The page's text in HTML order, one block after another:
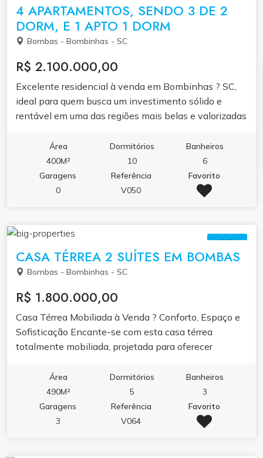
2.200.000,00 30% de entrada saldo em até 60
meses Previsão de entrega: novembro de 2028 Entre
em contato para saber mais.
4 APARTAMENTOS, SENDO 3 DE 2
DORM, E 1 APTO 1 DORM
Bombas - Bombinhas - SC
R$ 2.100.000,00
Excelente residencial à venda em Bombinhas ? SC,
ideal para quem busca um investimento sólido e
rentável em uma das regiões mais belas e valorizadas
apartamentos mobiliados, sendo 3 unidades de 2
dormitórios e 1 unidade de 1 dormitório, totalizando
10 dormitórios e 6 banheiros. Possui sala de estar,
sala de jantar, cozinha equipada, área de serviço,
conta ainda com área total de 400m², internet Wi-Fi,
utensílios de cozinha, micro-ondas, forno elétrico,
geladeira simples e lavadora de roupas, além de
vagas de estacionamento. Localizado a menos de
500 metros do mar, o imóvel é uma excelente opção
tanto para renda com aluguel de temporada quanto
para moradia multifamiliar.
Área
400M²
Dormitórios
10
Banheiros
6
Garagens
0
Referência
V050
Favorito
VENDA
CASA TÉRREA 2 SUÍTES EM BOMBAS
Bombas - Bombinhas - SC
R$ 1.800.000,00
Casa Térrea Mobiliada à Venda ? Conforto, Espaço e
Sofisticação Encante-se com esta casa térrea
totalmente mobiliada, projetada para oferecer
detalhe. Com 490m² de terreno e 209m² de área
construída, esta residência é perfeita para famílias
que valorizam qualidade de vida, elegância e
privacidade.
Área
490M²
Dormitórios
5
Banheiros
3
Garagens
3
Referência
V064
Favorito